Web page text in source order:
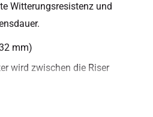
Witterungsresistenz und
mm)
wird zwischen die Riser
mm